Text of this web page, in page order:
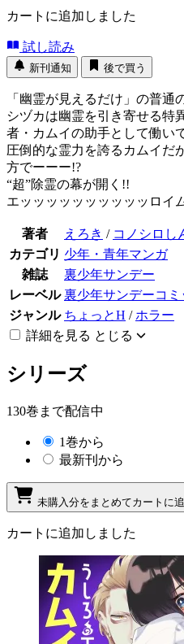
カートに追加しました
試し読み
新刊通知 後で買う
「幽霊が見えるだけ」の普通
シヅカは幽霊を引き寄せる特
者・カムイの助手として働い
圧倒的な霊力を誇るカムイだ
方でーーー!?
“超”除霊の幕が開く!!
エッッッッッッッッッッロイ
著者 えろき / コノシロし
カテゴリ 少年・青年マンガ
雑誌
裏少年サンデー
レーベル 裏少年サンデーコミ
ジャンル ちょっとH / ホラー
詳細を見る とじる
シリーズ
130巻まで配信中
1巻から
最新刊から
未購入分をまとめてカートに
カートに追加しました